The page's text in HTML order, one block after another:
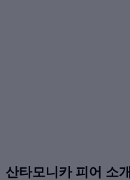
산타모니카 피어 소개